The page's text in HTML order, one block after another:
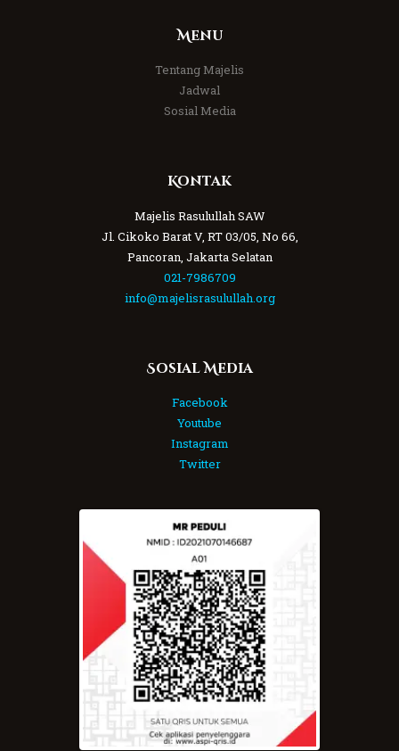
Menu
Tentang Majelis
Jadwal
Sosial Media
Kontak
Majelis Rasulullah SAW
Jl. Cikoko Barat V, RT 03/05, No 66,
Pancoran, Jakarta Selatan
021-7986709
info@majelisrasulullah.org
Sosial Media
Facebook
Youtube
Instagram
Twitter